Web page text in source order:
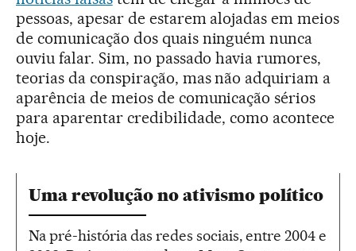
pessoas, apesar de estarem alojadas em meios
de comunicação dos quais ninguém nunca
ouviu falar. Sim, no passado havia rumores,
teorias da conspiração, mas não adquiriam a
aparência de meios de comunicação sérios
para aparentar credibilidade, como acontece
hoje.
Uma revolução no ativismo político
Na pré-história das redes sociais, entre 2004 e